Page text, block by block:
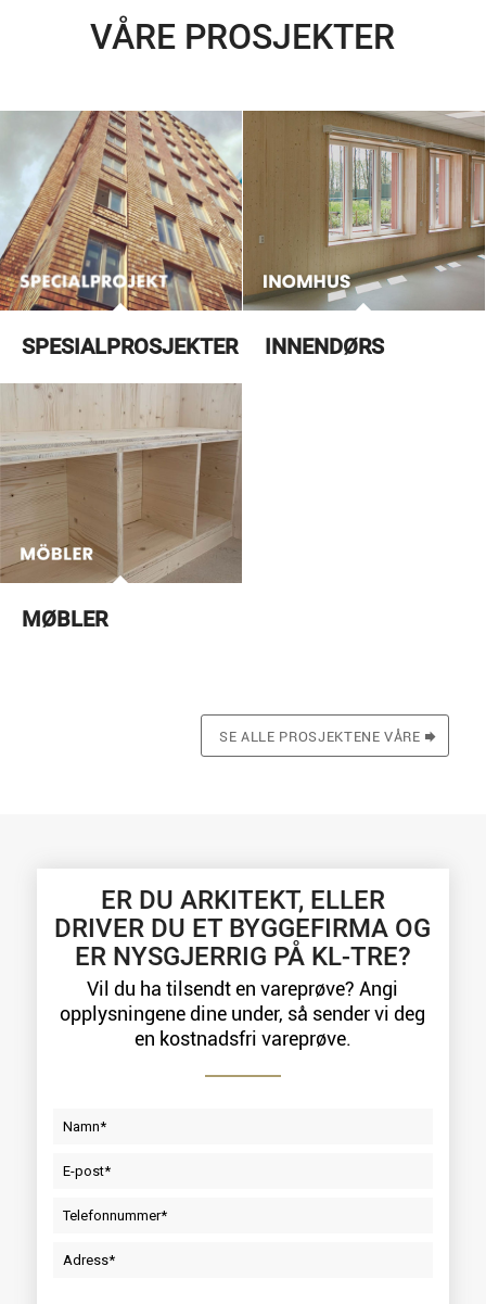
VÅRE PROSJEKTER
SPESIALPROSJEKTER INNENDØRS
MØBLER
SE ALLE PROSJEKTENE VÅRE
ER DU ARKITEKT, ELLER
DRIVER DU ET BYGGEFIRMA OG
ER NYSGJERRIG PÅ KL-TRE?
Vil du ha tilsendt en vareprøve? Angi
opplysningene dine under, så sender vi deg
en kostnadsfri vareprøve.